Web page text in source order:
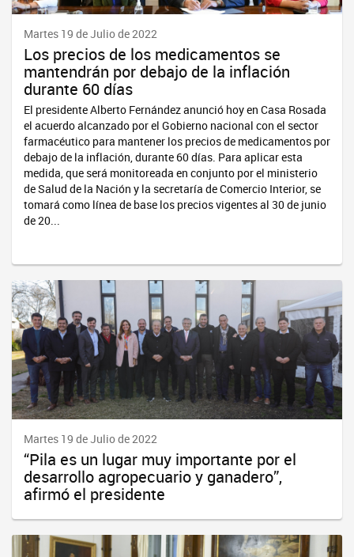
Martes 19 de Julio de 2022
Los precios de los medicamentos se
mantendrán por debajo de la inflación
durante 60 días
El presidente Alberto Fernández anunció hoy en Casa Rosada
el acuerdo alcanzado por el Gobierno nacional con el sector
farmacéutico para mantener los precios de medicamentos por
debajo de la inflación, durante 60 días. Para aplicar esta
medida, que será monitoreada en conjunto por el ministerio
de Salud de la Nación y la secretaría de Comercio Interior, se
tomará como línea de base los precios vigentes al 30 de junio
de 20...
Martes 19 de Julio de 2022
“Pila es un lugar muy importante por el
desarrollo agropecuario y ganadero”,
afirmó el presidente